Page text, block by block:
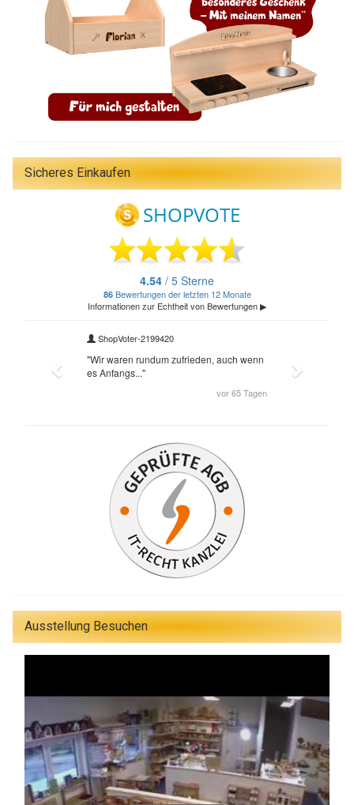
Sicheres Einkaufen
Ausstellung Besuchen